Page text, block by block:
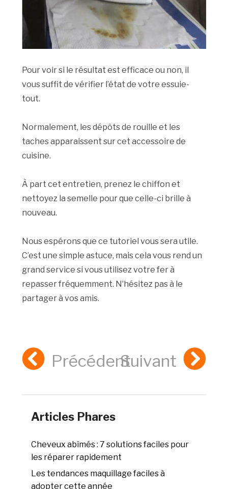
Pour voir si le résultat est efficace ou non, il
vous suffit de vérifier l’état de votre essuie-
tout.
Normalement, les dépôts de rouille et les
taches apparaissent sur cet accessoire de
cuisine.
À part cet entretien, prenez le chiffon et
nettoyez la semelle pour que celle-ci brille à
nouveau.
Nous espérons que ce tutoriel vous sera utile.
C’est une simple astuce, mais cela vous rend un
grand service si vous utilisez votre fer à
repasser fréquemment. N’hésitez pas à le
partager à vos amis.
PrécédentSuivant
Articles Phares
Cheveux abîmés : 7 solutions faciles pour
les réparer rapidement
Les tendances maquillage faciles à
adopter cette année